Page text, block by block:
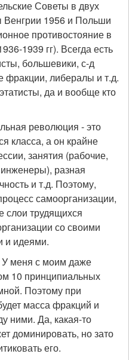
Советы в двух
Венгрии 1956 и Польши
противостояние в
1939 гг). Всегда есть
большевики, с-д
либералы и т.д.
да и вообще кто
революция - это
класса, а он крайне
занятия (рабочие,
разная
и т.д. Поэтому,
самоорганизации,
слои трудящихся
со своими
и идеями.
меня с моим даже
10 принципиальных
Поэтому при
масса фракций и
ними. Да, какая-то
доминировать, но зато
его.